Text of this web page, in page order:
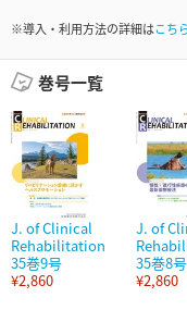
※導入・利用方法の詳細はこち
巻号一覧
J. of Clinical
Rehabilitation
35巻9号
¥2,860
J. of
35巻8号
¥2,860